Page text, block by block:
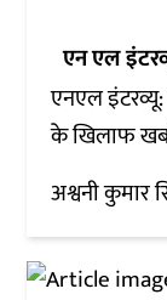
एन एल
एनएल
के खिलाफ
अश्वनी कुमार